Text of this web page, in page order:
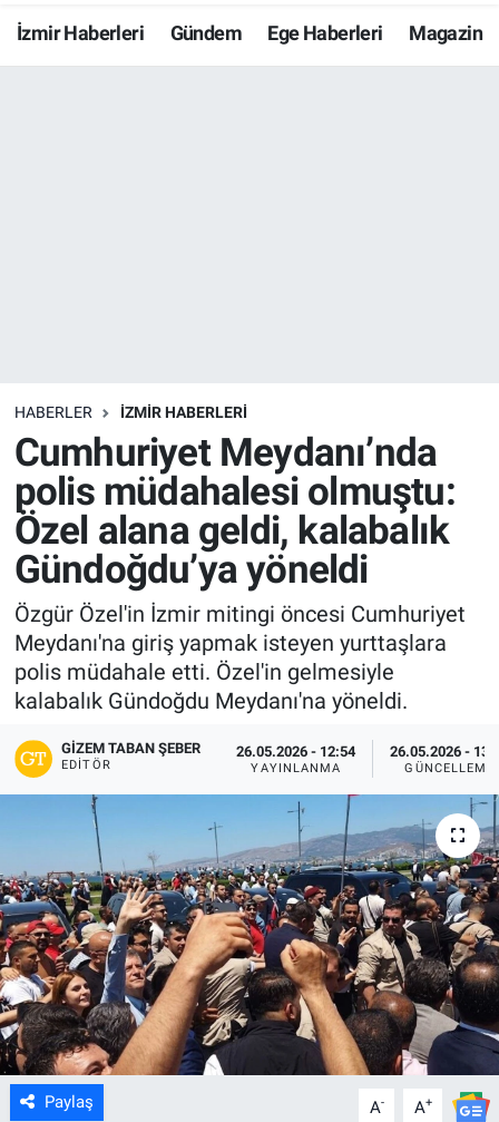
İzmir Haberleri Gündem Ege Haberleri Magazin
HABERLER İZMİR HABERLERİ
Cumhuriyet Meydanı’nda
polis müdahalesi olmuştu:
Özel alana geldi, kalabalık
Gündoğdu’ya yöneldi
Özgür Özel'in İzmir mitingi öncesi Cumhuriyet
Meydanı'na giriş yapmak isteyen yurttaşlara
polis müdahale etti. Özel'in gelmesiyle
kalabalık Gündoğdu Meydanı'na yöneldi.
GIZEM TABAN ŞEBER
EDITÖR
26.05.2026 - 12:54
YAYINLANMA
26.05.2026 -
GÜNCELLEME
Paylaş A- A+
Resmi İlanlar